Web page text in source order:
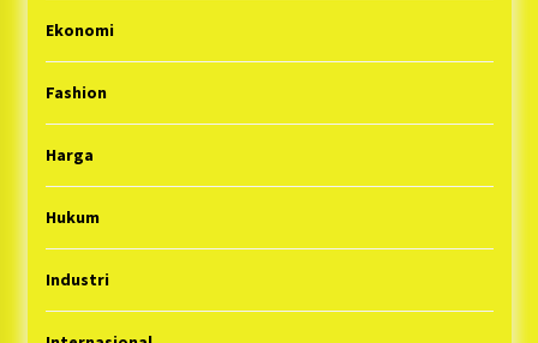
Ekonomi
Fashion
Harga
Hukum
Industri